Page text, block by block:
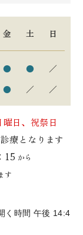
金 土 日
● ● ／
● ／ ／
日、祝祭日
療となります
15 から
す
く時間 午後 14:4